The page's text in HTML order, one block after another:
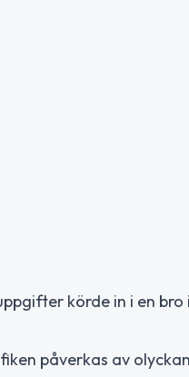
körde in i en bro
påverkas av